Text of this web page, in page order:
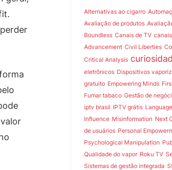
Alternativas ao cigarro
Avaliação de produtos
Boundless Canais de TV
Advancement Civil Liberties
Critical Analysis
eletrônicos Dispositivos
gratuito Empowering Minds
Fumar tabaco Gestão de
iptv brasil IPTV grátis Language
Influence Misinformation Next
de usuários Personal
Psychological Manipulation
Qualidade do vapor Roku TV
Sistemas de gestão integrada